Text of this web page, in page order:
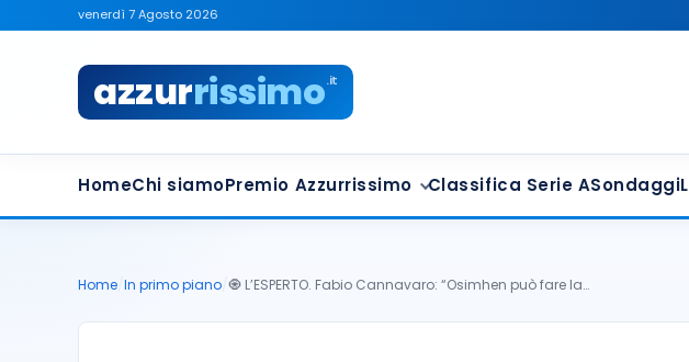
venerdì 7 Agosto 2026
azzurrissimo.it
HomeChi siamoPremio Azzurrissimo Classifica Serie ASondaggi
Home In primo piano 🧿 L’ESPERTO. Fabio Cannavaro: “Osimhen può fare la…